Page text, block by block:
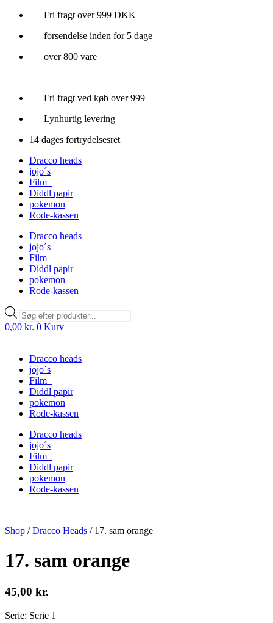
Videre
indhold
Fri fragt over 999 DKK
forsendelse inden for 5 dage
over 800 vare
Fri fragt ved køb over 999
Lynhurtig levering
14 dages fortrydelsesret
Dracco heads
jojo´s
Film
Diddl papir
pokemon
Rode-kassen
Dracco heads
jojo´s
Film
Diddl papir
pokemon
Rode-kassen
Products
search
0,00 kr. 0 Kurv
Dracco heads
jojo´s
Film
Diddl papir
pokemon
Rode-kassen
Dracco heads
jojo´s
Film
Diddl papir
pokemon
Rode-kassen
Shop /Dracco Heads / 17. sam orange
17. sam orange
45,00 kr.
Serie: Serie 1